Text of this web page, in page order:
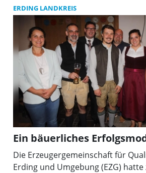
Straußenhof Hiereth zu Besuch.
Vorstandsmitgliedern des MU-
waren der Bezirksvorsitzende der
Michael Hamburger sowie der
Freising Michael Modlmeier dabei.
ERDING LANDKREIS
Ein bäuerliches
Die Erzeugergemeinschaft für
Erding und Umgebung (EZG) hatte